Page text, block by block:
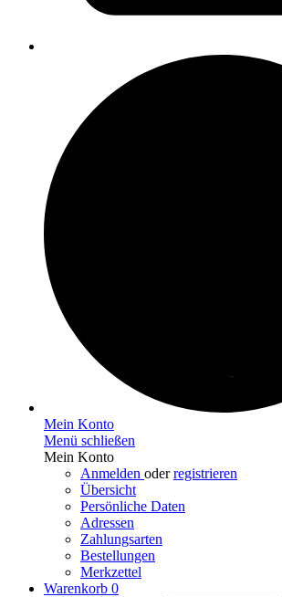
Mein Konto
Menü schließen
Mein Konto
Anmelden oderregistrieren
Übersicht
Persönliche Daten
Adressen
Zahlungsarten
Bestellungen
Merkzettel
Warenkorb 0